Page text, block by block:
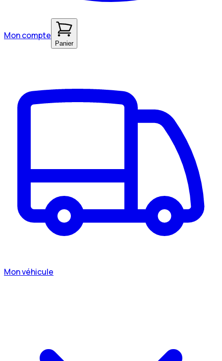
Mon compte
Panier
Mon véhicule